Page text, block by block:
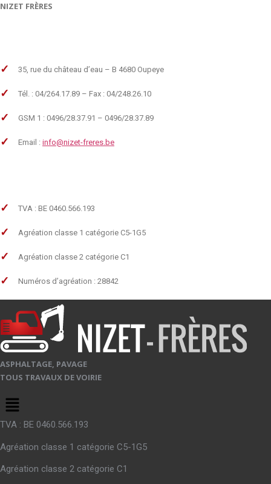
NIZET FRÈRES
35, rue du château d’eau – B 4680 Oupeye
Tél. : 04/264.17.89 – Fax : 04/248.26.10
GSM 1 : 0496/28.37.91 – 0496/28.37.89
Email : info@nizet-freres.be
TVA : BE 0460.566.193
Agréation classe 1 catégorie C5-1G5
Agréation classe 2 catégorie C1
Numéros d’agréation : 28842
ASPHALTAGE, PAVAGE
TOUS TRAVAUX DE VOIRIE
Menu
TVA : BE 0460.566.193
Agréation classe 1 catégorie C5-1G5
Agréation classe 2 catégorie C1